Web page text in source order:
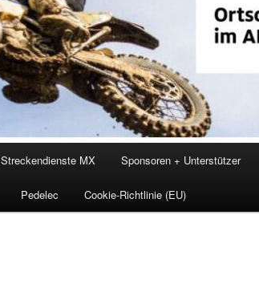
Streckendienste MX Sponsoren + Unterstützer
Pedelec Cookie-Richtlinie (EU)